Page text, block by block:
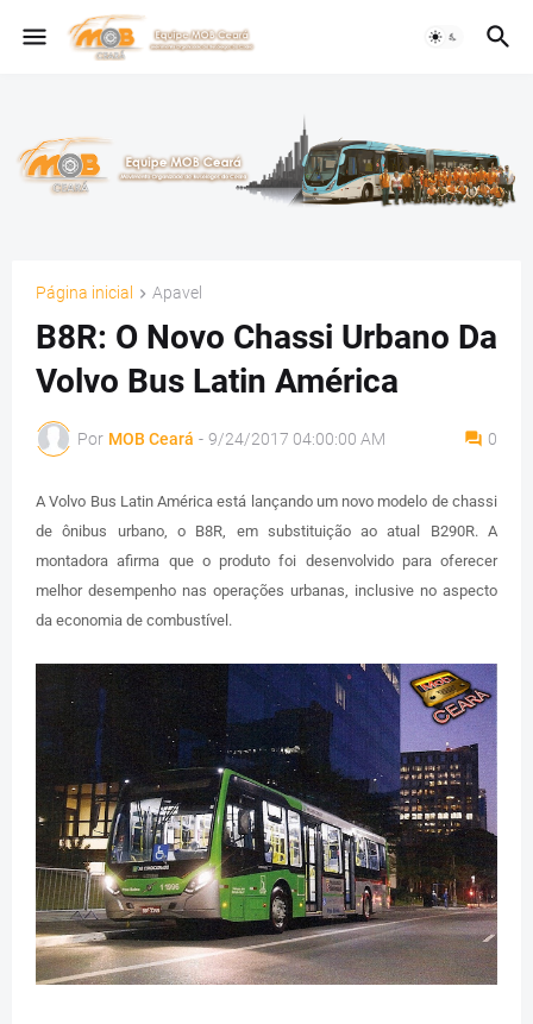
Página inicial Apavel
B8R: O Novo Chassi Urbano Da
Volvo Bus Latin América
Por MOB Ceará - 9/24/2017 04:00:00 AM 0
A Volvo Bus Latin América está lançando um novo modelo de chassi
de ônibus urbano, o B8R, em substituição ao atual B290R. A
montadora afirma que o produto foi desenvolvido para oferecer
melhor desempenho nas operações urbanas, inclusive no aspecto
da economia de combustível.